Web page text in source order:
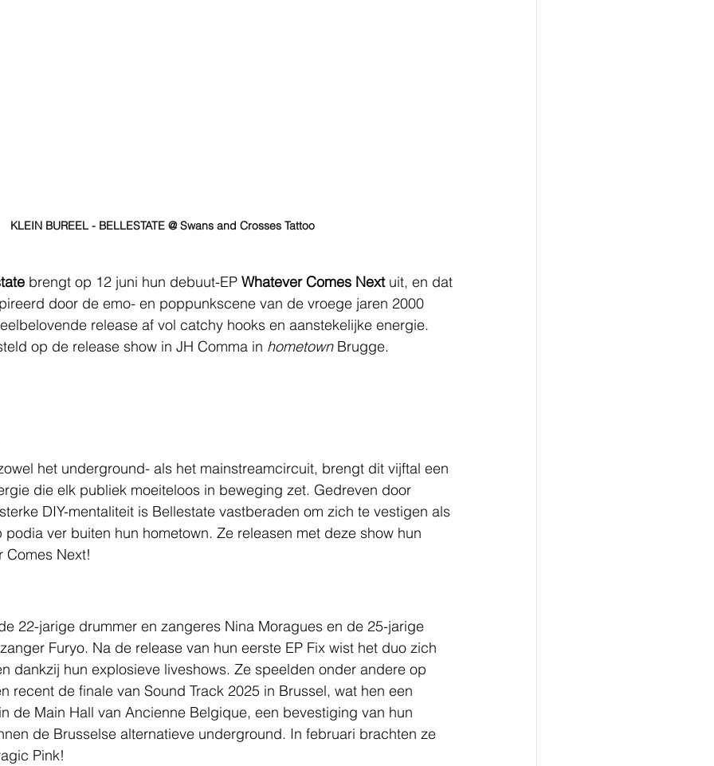
KLEIN BUREEL - BELLESTATE @ Swans and Crosses Tattoo
brengt op 12 juni hun debuut-EP Whatever Comes Next uit, en dat
door de emo- en poppunkscene van de vroege jaren 2000
release af vol catchy hooks en aanstekelijke energie.
op de release show in JH Comma in hometown Brugge.
het underground- als het mainstreamcircuit, brengt dit vijftal een
die elk publiek moeiteloos in beweging zet. Gedreven door
DIY-mentaliteit is Bellestate vastberaden om zich te vestigen als
ver buiten hun hometown. Ze releasen met deze show hun
Comes Next!
22-jarige drummer en zangeres Nina Moragues en de 25-jarige
Furyo. Na de release van hun eerste EP Fix wist het duo zich
dankzij hun explosieve liveshows. Ze speelden onder andere op
recent de finale van Sound Track 2025 in Brussel, wat hen een
de Main Hall van Ancienne Belgique, een bevestiging van hun
de Brusselse alternatieve underground. In februari brachten ze
Pink!